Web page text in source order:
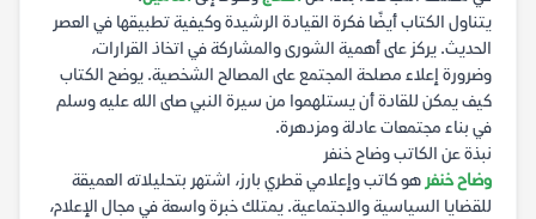
يتناول الكتاب أيضًا فكرة القيادة الرشيدة وكيفية تطبيقها في العصر
الحديث. يركز على أهمية الشورى والمشاركة في اتخاذ القرارات،
وضرورة إعلاء مصلحة المجتمع على المصالح الشخصية. يوضح الكتاب
كيف يمكن للقادة أن يستلهموا من سيرة النبي صلى الله عليه وسلم
في بناء مجتمعات عادلة ومزدهرة.
نبذة عن الكاتب وضاح خنفر
وضاح خنفر هو كاتب وإعلامي قطري بارز، اشتهر بتحليلاته العميقة
للقضايا السياسية والاجتماعية. يمتلك خبرة واسعة في مجال الإعلام،